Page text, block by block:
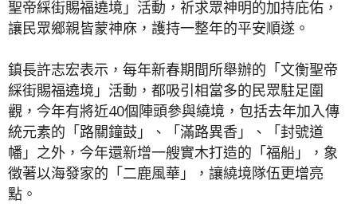
聖帝綵街賜福遶境」活動，祈求眾神明的加持庇佑，
讓民眾鄉親皆蒙神庥，護持一整年的平安順遂。
鎮長許志宏表示，每年新春期間所舉辦的「文衡聖帝
綵街賜福遶境」活動，都吸引相當多的民眾駐足圍
觀，今年有將近40個陣頭參與繞境，包括去年加入傳
統元素的「路關鐘鼓」、「滿路異香」、「封號道
幡」之外，今年還新增一艘實木打造的「福船」，象
徵著以海發家的「二鹿風華」，讓繞境隊伍更增亮
點。